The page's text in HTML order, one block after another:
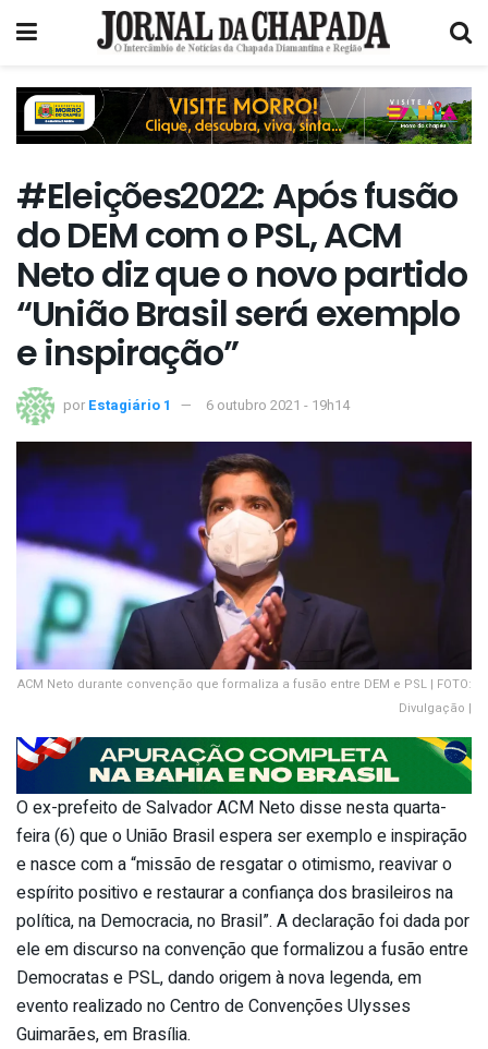
#Eleições2022: Após fusão
do DEM com o PSL, ACM
Neto diz que o novo partido
“União Brasil será exemplo
e inspiração”
por Estagiário 1 6 outubro 2021 - 19h14
ACM Neto durante convenção que formaliza a fusão entre DEM e PSL | FOTO:
Divulgação |
O ex-prefeito de Salvador ACM Neto disse nesta quarta-
feira (6) que o União Brasil espera ser exemplo e inspiração
e nasce com a “missão de resgatar o otimismo, reavivar o
espírito positivo e restaurar a confiança dos brasileiros na
política, na Democracia, no Brasil”. A declaração foi dada por
ele em discurso na convenção que formalizou a fusão entre
Democratas e PSL, dando origem à nova legenda, em
evento realizado no Centro de Convenções Ulysses
Guimarães, em Brasília.